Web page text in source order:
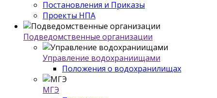
Постановления и Приказы
Проекты НПА
Подведомственные организации
Управление водохраниищами
Положения о водохранилищах
МГЭ